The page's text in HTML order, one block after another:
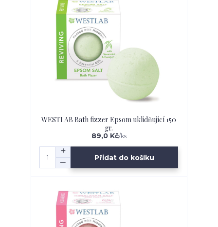
WESTLAB Bath fizzer Epsom uklidňující 150
gr.
89,0 Kč/ks
Přidat do košíku